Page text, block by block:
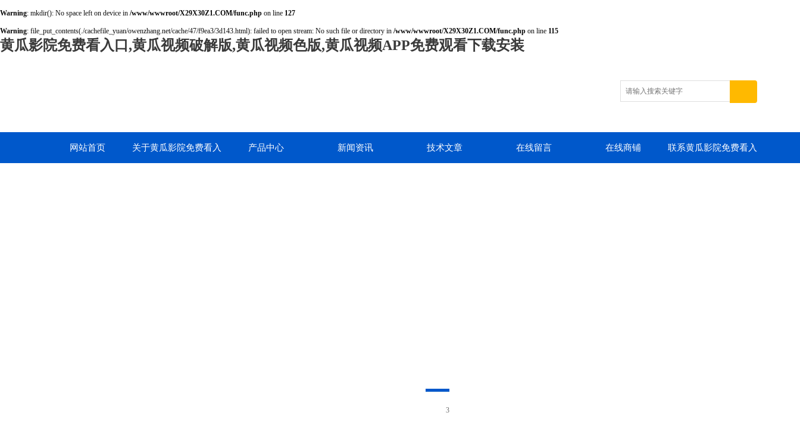
Warning: mkdir(): No space left on device in /www/wwwroot/X29X30Z1.COM/func.php on line 127
Warning: file_put_contents(./cachefile_yuan/owenzhang.net/cache/47/f9ea3/3d143.html): failed to open stream: No such file or directory in /www/wwwroot/X29X30Z1.COM/func.php on line 115
黄瓜影院免费看入口,黄瓜视频破解版,黄瓜视频色版,黄瓜视频APP免费观看下载安装
网站首页 关于黄瓜影院免费看入 产品中心 新闻资讯 技术文章 在线留言 在线商铺 联系黄瓜影院免费看入
3